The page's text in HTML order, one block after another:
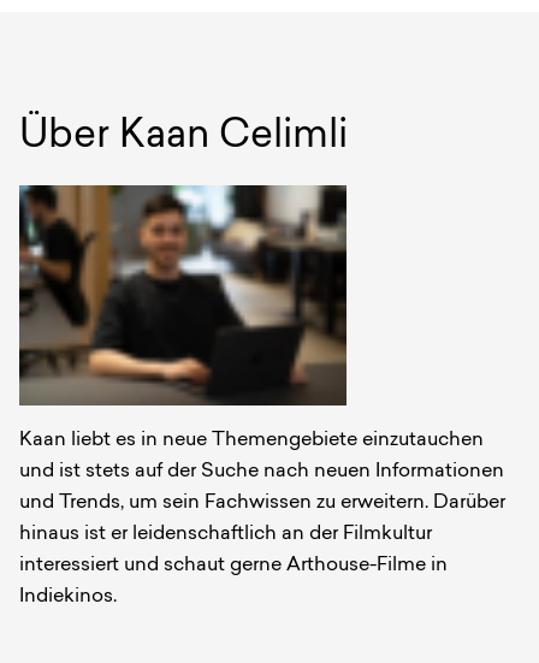
Über Kaan Celimli
Kaan liebt es in neue Themengebiete einzutauchen
und ist stets auf der Suche nach neuen Informationen
und Trends, um sein Fachwissen zu erweitern. Darüber
hinaus ist er leidenschaftlich an der Filmkultur
interessiert und schaut gerne Arthouse-Filme in
Indiekinos.